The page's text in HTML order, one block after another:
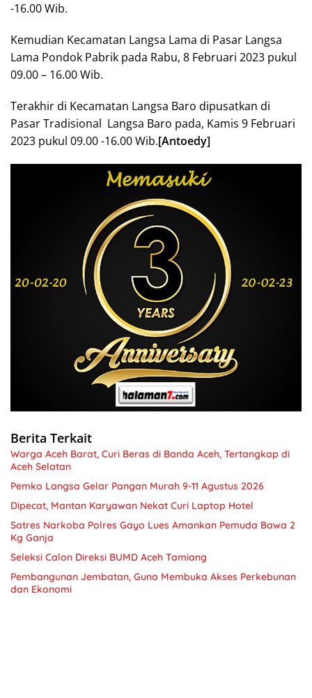
-16.00 Wib.
Kemudian Kecamatan Langsa Lama di Pasar Langsa
Lama Pondok Pabrik pada Rabu, 8 Februari 2023 pukul
09.00 – 16.00 Wib.
Terakhir di Kecamatan Langsa Baro dipusatkan di
Pasar Tradisional Langsa Baro pada, Kamis 9 Februari
2023 pukul 09.00 -16.00 Wib.[Antoedy]
Berita Terkait
Warga Aceh Barat, Curi Beras di Banda Aceh, Tertangkap di
Aceh Selatan
Pemko Langsa Gelar Pangan Murah 9-11 Agustus 2026
Dipecat, Mantan Karyawan Nekat Curi Laptop Hotel
Satres Narkoba Polres Gayo Lues Amankan Pemuda Bawa 2
Kg Ganja
Seleksi Calon Direksi BUMD Aceh Tamiang
Pembangunan Jembatan, Guna Membuka Akses Perkebunan
dan Ekonomi